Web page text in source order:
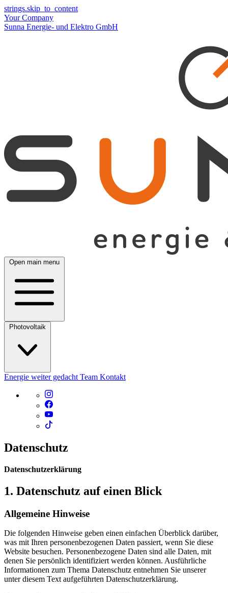
strings.skip_to_content
Your Company
Sunna Energie- und Elektro GmbH
Open main menu
Photovoltaik
Energie weiter gedacht Team Kontakt
Datenschutz
Datenschutzerklärung
1. Datenschutz auf einen Blick
Allgemeine Hinweise
Die folgenden Hinweise geben einen einfachen Überblick darüber,
was mit Ihren personenbezogenen Daten passiert, wenn Sie diese
Website besuchen. Personenbezogene Daten sind alle Daten, mit
denen Sie persönlich identifiziert werden können. Ausführliche
Informationen zum Thema Datenschutz entnehmen Sie unserer
unter diesem Text aufgeführten Datenschutzerklärung.